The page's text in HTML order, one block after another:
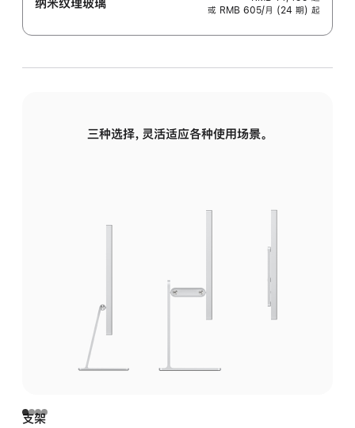
或 RMB 605/月 (24 期) 起
三种选择，灵活适应各种使用场景。
支架